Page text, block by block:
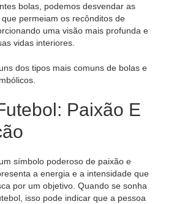
bolas, podemos desvendar as
permeiam os recônditos de
uma visão mais profunda e
vidas interiores.
dos tipos mais comuns de bolas e
Paixão E
símbolo poderoso de paixão e
a energia e a intensidade que
por um objetivo. Quando se sonha
isso pode indicar que a pessoa